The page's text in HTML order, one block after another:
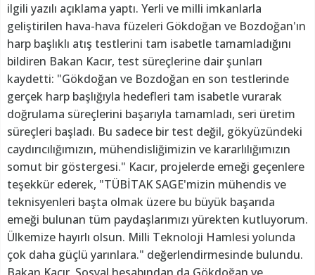
ilgili yazılı açıklama yaptı. Yerli ve milli imkanlarla
geliştirilen hava-hava füzeleri Gökdoğan ve Bozdoğan'ın
harp başlıklı atış testlerini tam isabetle tamamladığını
bildiren Bakan Kacır, test süreçlerine dair şunları
kaydetti: "Gökdoğan ve Bozdoğan en son testlerinde
gerçek harp başlığıyla hedefleri tam isabetle vurarak
doğrulama süreçlerini başarıyla tamamladı, seri üretim
süreçleri başladı. Bu sadece bir test değil, gökyüzündeki
caydırıcılığımızın, mühendisliğimizin ve kararlılığımızın
somut bir göstergesi." Kacır, projelerde emeği geçenlere
teşekkür ederek, "TÜBİTAK SAGE'mizin mühendis ve
teknisyenleri başta olmak üzere bu büyük başarıda
emeği bulunan tüm paydaşlarımızı yürekten kutluyorum.
Ülkemize hayırlı olsun. Milli Teknoloji Hamlesi yolunda
çok daha güçlü yarınlara." değerlendirmesinde bulundu.